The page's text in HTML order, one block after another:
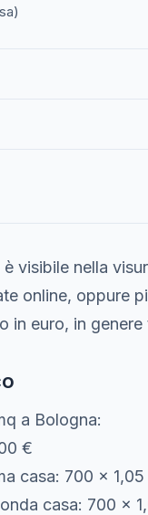
è visibile nella
online, oppure
in euro, in
a Bologna:
€
casa: 700 × 1,05
casa: 700 ×